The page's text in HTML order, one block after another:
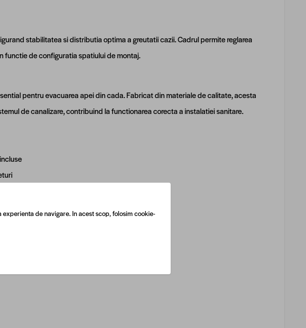
stabilitatea si distributia optima a greutatii cazii. Cadrul permite reglarea
functie de configuratia spatiului de montaj.
pentru evacuarea apei din cada. Fabricat din materiale de calitate, acesta
de canalizare, contribuind la functionarea corecta a instalatiei sanitare.
de navigare. In acest scop, folosim cookie-